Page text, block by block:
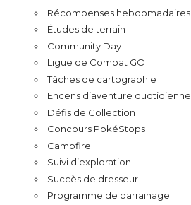
Récompenses hebdomadaires
Études de terrain
Community Day
Ligue de Combat GO
Tâches de cartographie
Encens d’aventure quotidienne
Défis de Collection
Concours PokéStops
Campfire
Suivi d’exploration
Succès de dresseur
Programme de parrainage